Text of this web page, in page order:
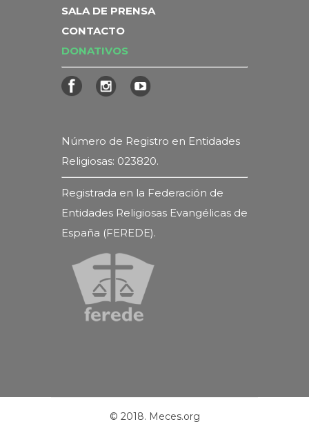
SALA DE PRENSA
CONTACTO
DONATIVOS
Número de Registro en Entidades
Religiosas: 023820.
Registrada en la Federación de
Entidades Religiosas Evangélicas de
España (FEREDE).
© 2018. Meces.org